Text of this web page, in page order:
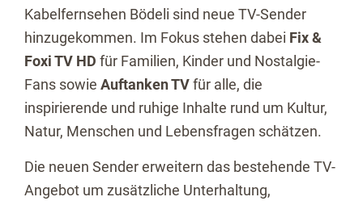
Kabelfernsehen Bödeli sind neue TV-Sender
hinzugekommen. Im Fokus stehen dabei Fix &
Foxi TV HD für Familien, Kinder und Nostalgie-
Fans sowie Auftanken TVfür alle, die
inspirierende und ruhige Inhalte rund um Kultur,
Natur, Menschen und Lebensfragen schätzen.
Die neuen Sender erweitern das bestehende TV-
Angebot um zusätzliche Unterhaltung,